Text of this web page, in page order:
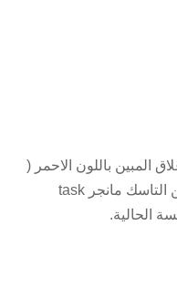
المبين باللون الاحمر (
يجب ان تقم بالخروج من هنا ولا تقم بإغلاق البرنامج من التاسك مانجر task